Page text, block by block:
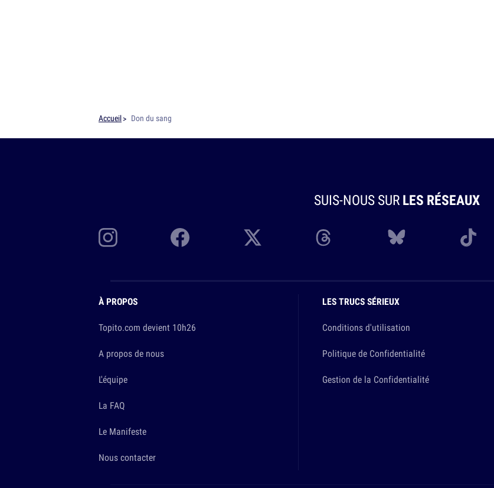
Accueil Don du sang
SUIS-NOUS SURLES RÉSEAUX
À PROPOS
Topito.com devient 10h26
A propos de nous
L'équipe
La FAQ
Le Manifeste
Nous contacter
LES TRUCS SÉRIEUX
Conditions d'utilisation
Politique de Confidentialité
Gestion de la Confidentialité